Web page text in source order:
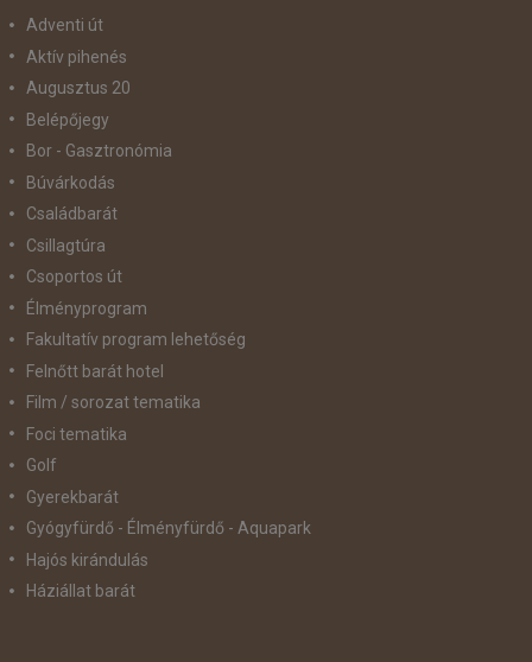
Adventi út
Aktív pihenés
Augusztus 20
Belépőjegy
Bor - Gasztronómia
Búvárkodás
Családbarát
Csillagtúra
Csoportos út
Élményprogram
Fakultatív program lehetőség
Felnőtt barát hotel
Film / sorozat tematika
Foci tematika
Golf
Gyerekbarát
Gyógyfürdő - Élményfürdő - Aquapark
Hajós kirándulás
Háziállat barát